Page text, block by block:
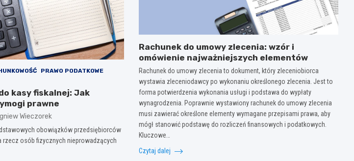
PRAWO PODATKOWE
kasy fiskalnej: Jak
prawne
Wieczorek
obowiązków przedsiębiorców
rzecz osób fizycznych nieprowadzących
Rachunek do umowy zlecenia: wzór i
omówienie najważniejszych elementów
Rachunek do umowy zlecenia to dokument, który zleceniobiorca
wystawia zleceniodawcy po wykonaniu określonego zlecenia. Jest to
forma potwierdzenia wykonania usługi i podstawa do wypłaty
wynagrodzenia. Poprawnie wystawiony rachunek do umowy zlecenia
musi zawierać określone elementy wymagane przepisami prawa, aby
mógł stanowić podstawę do rozliczeń finansowych i podatkowych.
Kluczowe…
Czytaj dalej